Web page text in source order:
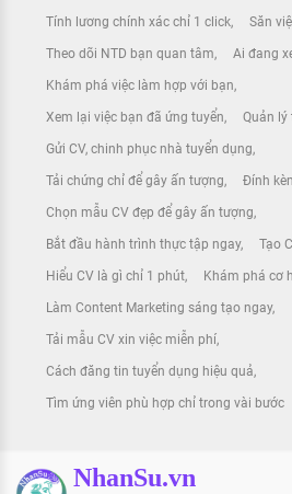
Tính lương chính xác chỉ 1 click Săn
Theo dõi NTD bạn quan tâm Ai đang
Khám phá việc làm hợp với bạn
Xem lại việc bạn đã ứng tuyển Quản lý
Gửi CV, chinh phục nhà tuyển dụng
Tải chứng chỉ để gây ấn tượng Đính
Chọn mẫu CV đẹp để gây ấn tượng
Bắt đầu hành trình thực tập ngay Tạo
Hiểu CV là gì chỉ 1 phút Khám phá cơ
Làm Content Marketing sáng tạo ngay
Tải mẫu CV xin việc miễn phí
Cách đăng tin tuyển dụng hiệu quả
Tìm ứng viên phù hợp chỉ trong vài bước
NhanSu.vn